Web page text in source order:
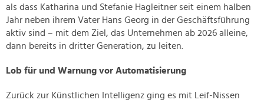
als dass Katharina und Stefanie Hagleitner seit einem halben
Jahr neben ihrem Vater Hans Georg in der Geschäftsführung
aktiv sind – mit dem Ziel, das Unternehmen ab 2026 alleine,
dann bereits in dritter Generation, zu leiten.
Lob für und Warnung vor Automatisierung
Zurück zur Künstlichen Intelligenz ging es mit Leif-Nissen